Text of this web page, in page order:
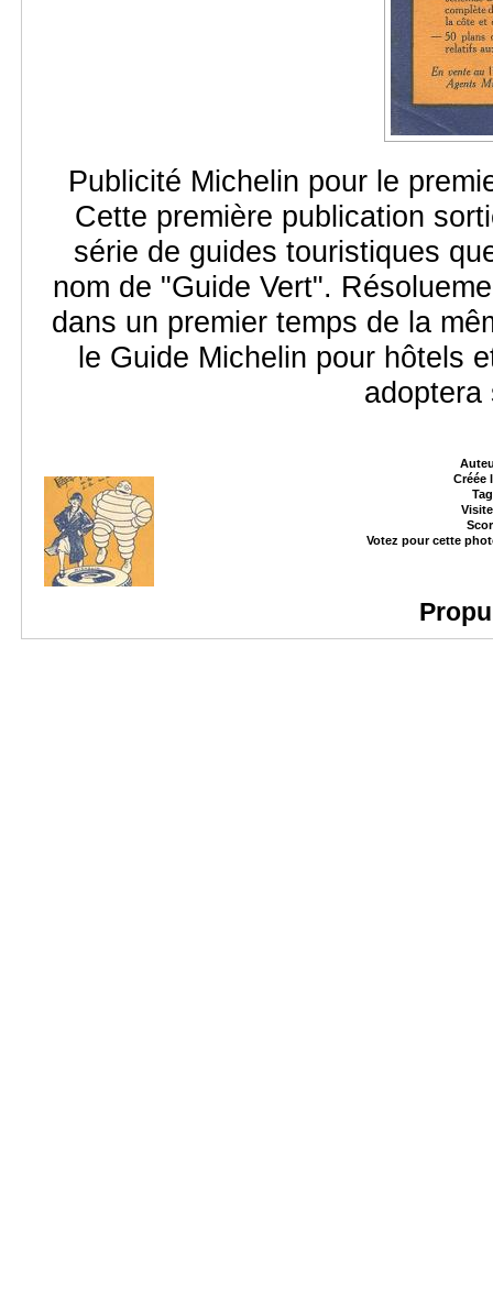
Publicité Michelin pour le
Cette première publication
série de guides touristiques
nom de "Guide Vert".
dans un premier temps de la
le Guide Michelin pour hôtels
adoptera
Créée
Votez pour cette